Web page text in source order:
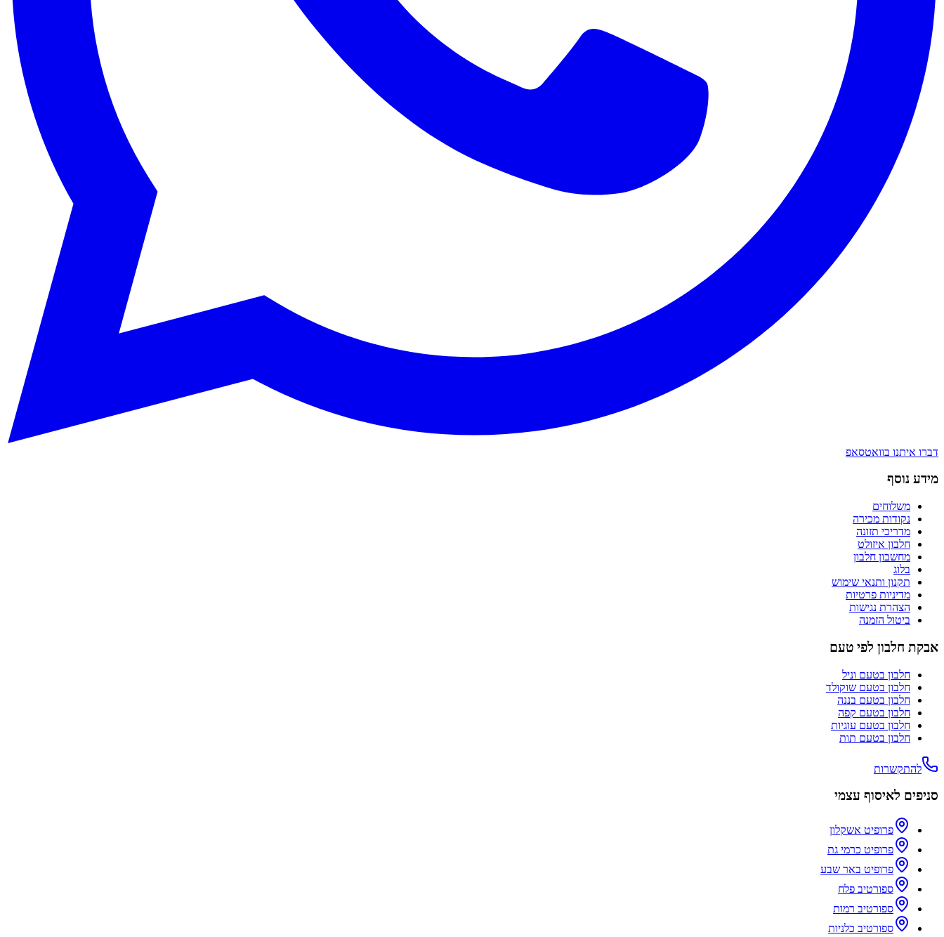
דברו איתנו בוואטסאפ
מידע נוסף
משלוחים
נקודות מכירה
מדריכי תזונה
חלבון איזולט
מחשבון חלבון
בלוג
תקנון ותנאי שימוש
מדיניות פרטיות
הצהרת נגישות
ביטול הזמנה
אבקת חלבון לפי טעם
חלבון בטעם וניל
חלבון בטעם שוקולד
חלבון בטעם בננה
חלבון בטעם קפה
חלבון בטעם עוגיות
חלבון בטעם תות
להתקשרות
סניפים לאיסוף עצמי
פרופיט אשקלון
פרופיט כרמי גת
פרופיט באר שבע
ספורטיב פלח
ספורטיב רמות
ספורטיב כלניות